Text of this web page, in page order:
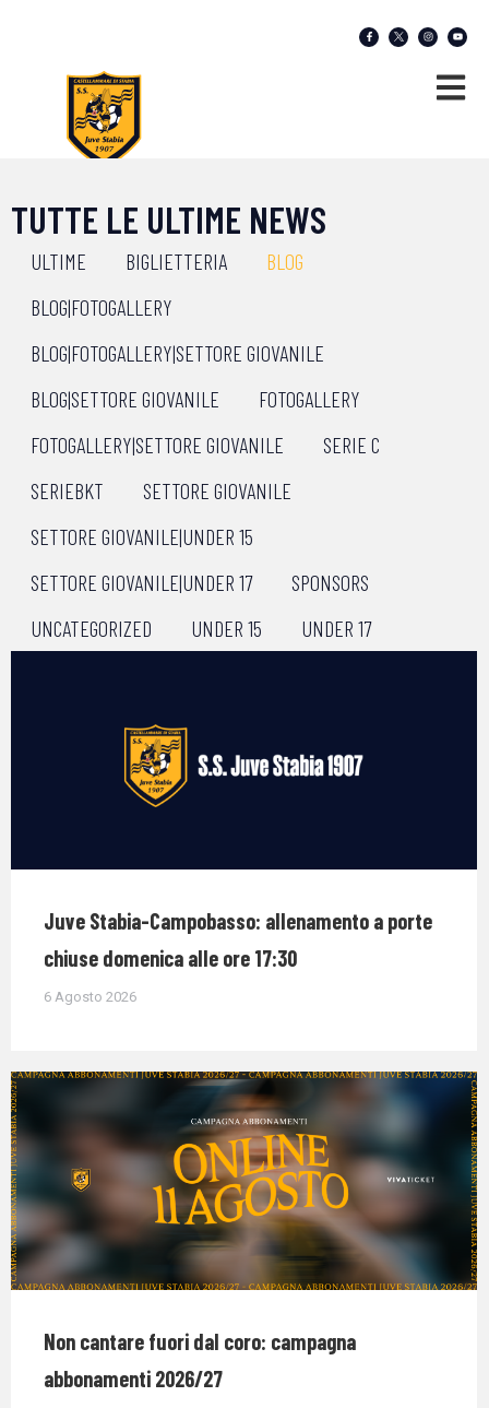
TUTTE LE ULTIME NEWS
ULTIME BIGLIETTERIA
BLOG
BLOG|FOTOGALLERY
BLOG|FOTOGALLERY|SETTORE GIOVANILE
BLOG|SETTORE GIOVANILE
FOTOGALLERY
FOTOGALLERY|SETTORE GIOVANILE
SERIE C
SERIEBKT
SETTORE GIOVANILE
SETTORE GIOVANILE|UNDER 15
SETTORE GIOVANILE|UNDER 17
SPONSORS
UNCATEGORIZED
UNDER 15 UNDER 17
Juve Stabia-Campobasso: allenamento a porte
chiuse domenica alle ore 17:30
6 Agosto 2026
Non cantare fuori dal coro: campagna
abbonamenti 2026/27